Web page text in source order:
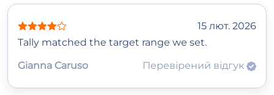
15 лют. 2026
Tally matched the target range we set.
Gianna Caruso
Перевірений відгук